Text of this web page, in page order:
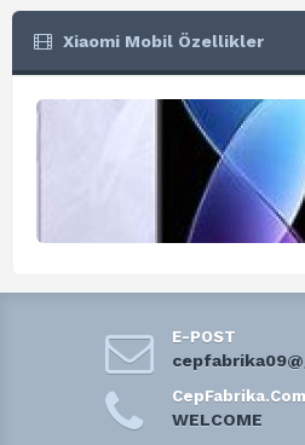
Xiaomi Mobil Özellikler
E-POST
CepFabrika.Com
WELCOME